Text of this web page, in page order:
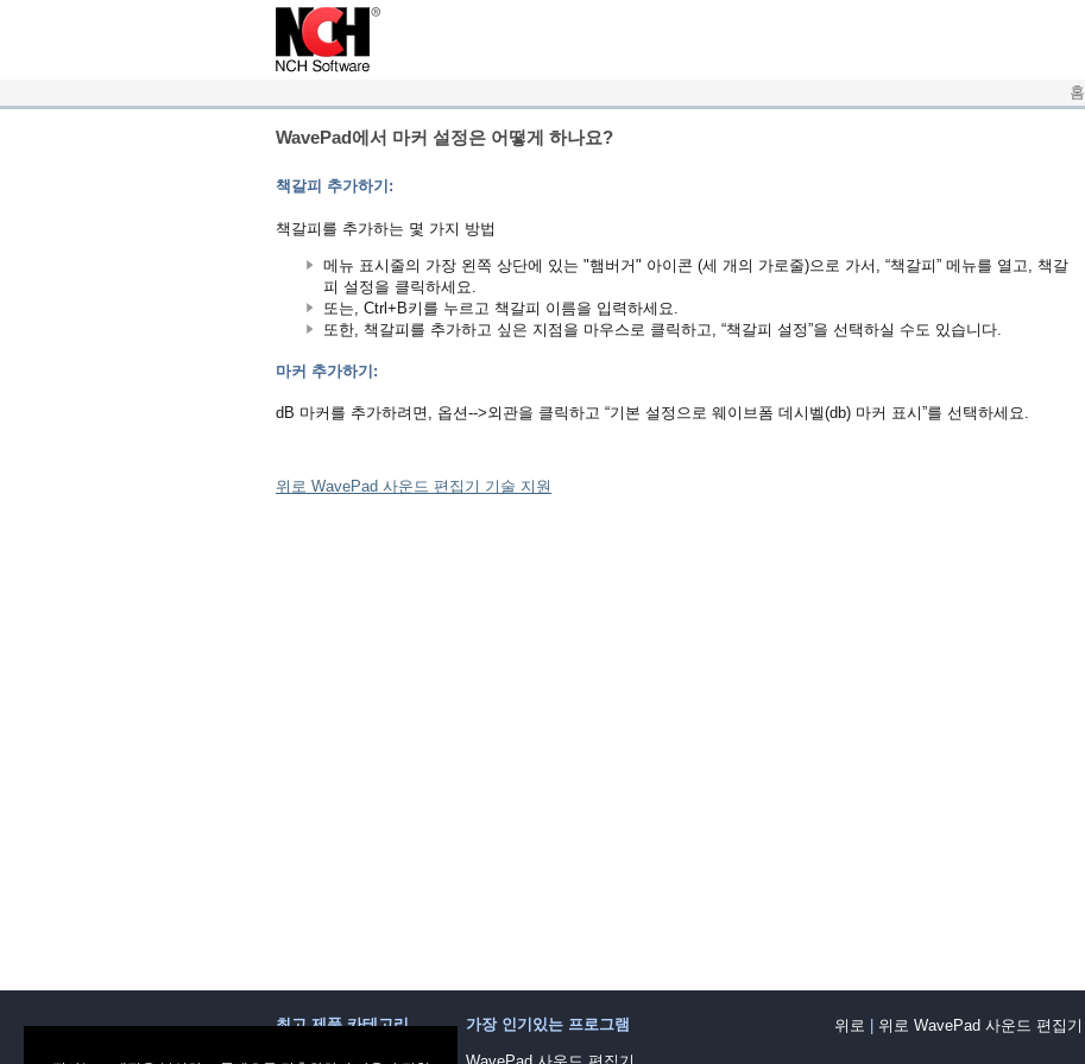
홈
WavePad에서 마커 설정은 어떻게 하나요?
책갈피 추가하기:
책갈피를 추가하는 몇 가지 방법
메뉴 표시줄의 가장 왼쪽 상단에 있는 "햄버거" 아이콘 (세 개의 가로줄)으로 가서, “책갈피” 메뉴를 열고, 책갈
피 설정을 클릭하세요.
또는, Ctrl+B키를 누르고 책갈피 이름을 입력하세요.
또한, 책갈피를 추가하고 싶은 지점을 마우스로 클릭하고, “책갈피 설정”을 선택하실 수도 있습니다.
마커 추가하기:
dB 마커를 추가하려면, 옵션-->외관을 클릭하고 “기본 설정으로 웨이브폼 데시벨(db) 마커 표시”를 선택하세요.
위로 WavePad 사운드 편집기 기술 지원
최고 제품 카테고리 가장 인기있는 프로그램 위로 위로 WavePad 사운드 편집기